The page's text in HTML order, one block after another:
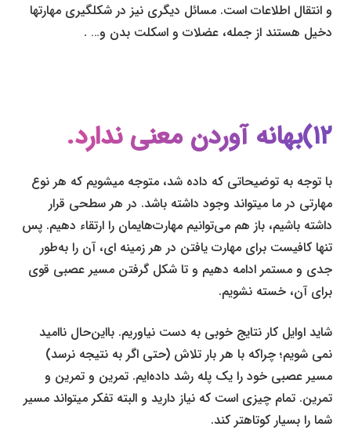
و انتقال اطلاعات است. مسائل دیگری نیز در شکل­گیری مهارت­ها
دخیل هستند از جمله، عضلات و اسکلت بدن و… .
۱۲)بهانه آوردن معنی ندارد.
با توجه به توضیحاتی که داده شد، متوجه می­شویم که هر نوع
مهارتی در ما می­تواند وجود داشته باشد. در هر سطحی قرار
داشته باشیم، باز هم می‌توانیم مهارت‌هایمان را ارتقاء دهیم. پس
تنها کافیست برای مهارت یافتن در هر زمینه ای، آن را به‌طور
جدی و مستمر ادامه دهیم و تا شکل گرفتن مسیر عصبی قوی
برای آن، خسته نشویم.
شاید اوایل کار نتایج خوبی به دست نیاوریم. بااین‌حال ناامید
نمی شویم؛ چراکه با هر بار تلاش (حتی اگر به نتیجه نرسد)
مسیر عصبی خود را یک پله رشد داده‌ایم. تمرین و تمرین و
تمرین. تمام چیزی است که نیاز دارید و البته تفکر می­تواند مسیر
شما را بسیار کوتاه­تر کند.